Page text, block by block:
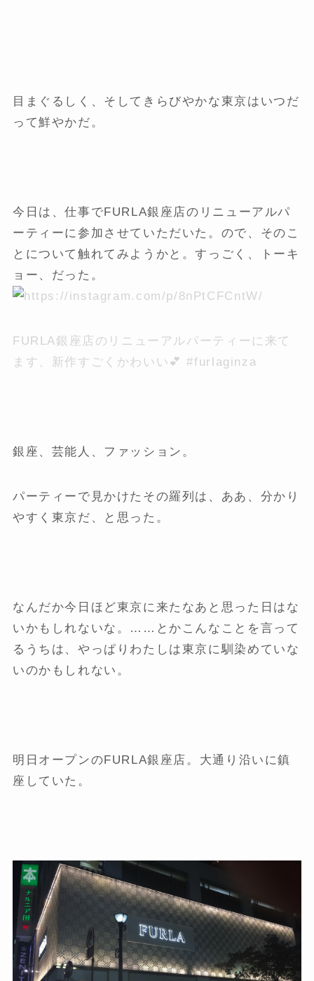
目まぐるしく、そしてきらびやかな東京はいつだ
って鮮やかだ。
今日は、仕事でFURLA銀座店のリニューアルパ
ーティーに参加させていただいた。ので、そのこ
とについて触れてみようかと。すっごく、トーキ
ョー、だった。
FURLA銀座店のリニューアルパーティーに来て
ます、新作すごくかわいい💕 #furlaginza
銀座、芸能人、ファッション。
パーティーで見かけたその羅列は、ああ、分かり
やすく東京だ、と思った。
なんだか今日ほど東京に来たなあと思った日はな
いかもしれないな。……とかこんなことを言って
るうちは、やっぱりわたしは東京に馴染めていな
いのかもしれない。
明日オープンのFURLA銀座店。大通り沿いに鎮
座していた。